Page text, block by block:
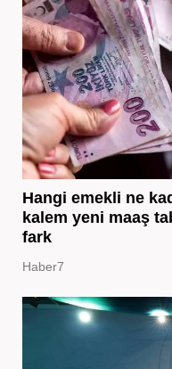
Hangi emekli ne
kalem yeni maaş
fark
Haber7